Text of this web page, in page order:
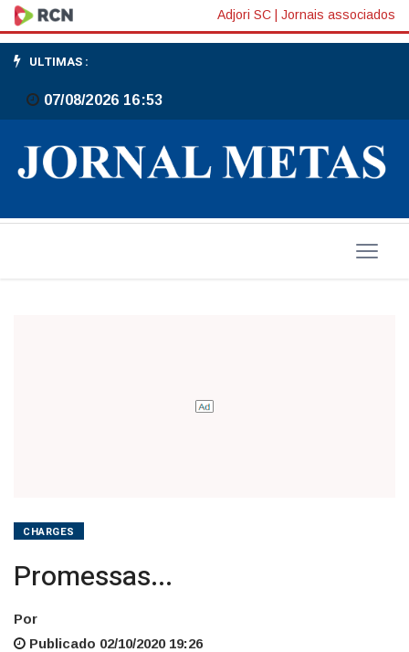
Promessas... Adjori SC Jornais associados
ULTIMAS :
07/08/2026 16:53
CHARGES
Promessas...
Por
Publicado 02/10/2020 19:26